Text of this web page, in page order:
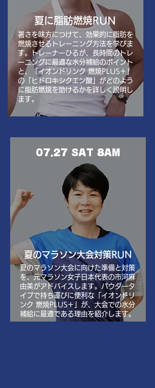
​夏に脂肪燃焼RUN
暑さを味方につけて、効果的に脂肪を
燃焼させるトレーニング方法を学びま
す。トレーナーひるが、長時間のトレ
ーニングに最適な水分補給のポイント
と、「イオンドリンク 燃焼PLUS＋」
の「ヒドロキシクエン酸」がどのよう
に脂肪燃焼を助けるかを詳しく説明し
ます。
07.27 SAT 8AM
夏のマラソン大会に向けた準備と対策
を、元マラソン女子日本代表の市河麻
由美がアドバイスします。パウダータ
イプで持ち運びに便利な「イオンドリ
ンク 燃焼PLUS＋」が、大会での水分
補給に最適である理由を紹介します。
夏のマラソン大会対策RUN